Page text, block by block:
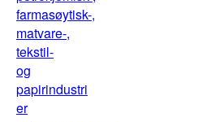
farmasøytisk-,
matvare-,
tekstil-
og
papirindustri
er